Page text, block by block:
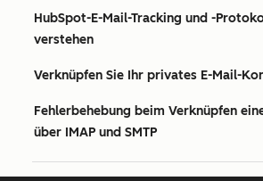
HubSpot-E-Mail-Tracking und -
verstehen
Verknüpfen Sie Ihr privates E-Mail-
Fehlerbehebung beim Verknüpfen
über IMAP und SMTP